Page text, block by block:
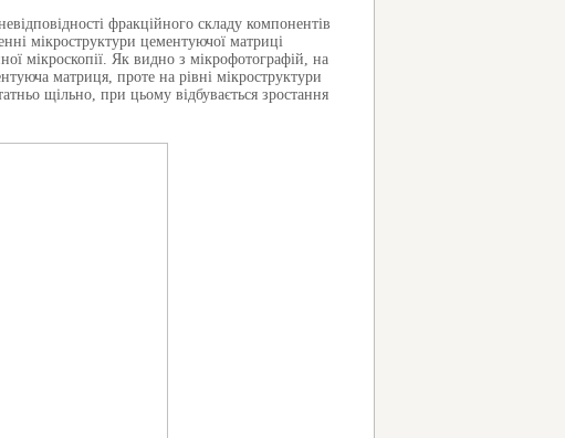
фракційного складу компонентів
мікроструктури цементуючої матриці
мікроскопії. Як видно з мікрофотографій, на
матриця, проте на рівні мікроструктури
щільно, при цьому відбувається зростання